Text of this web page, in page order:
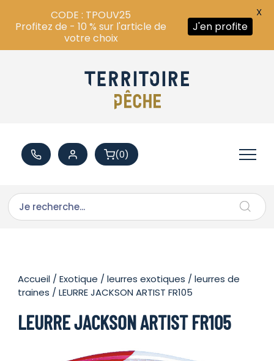
(0)
Accueil /Exotique /leurres exotiques /leurres de
traines / LEURRE JACKSON ARTIST FR105
LEURRE JACKSON ARTIST FR105
CODE : TPOUV25
Profitez de - 10 % sur l'article de
votre choix
J'en profite
X